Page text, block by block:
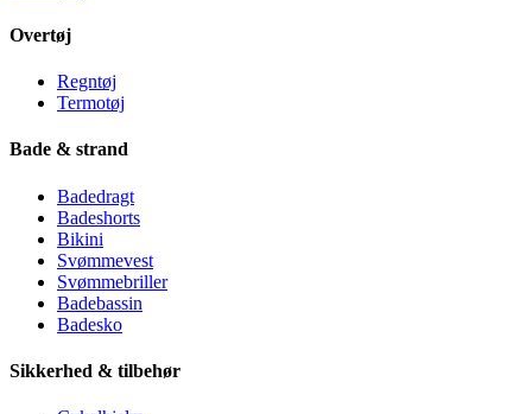
Overtøj
Regntøj
Termotøj
Bade & strand
Badedragt
Badeshorts
Bikini
Svømmevest
Svømmebriller
Badebassin
Badesko
Sikkerhed & tilbehør